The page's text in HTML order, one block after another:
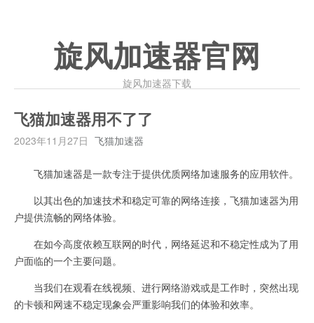
旋风加速器官网
旋风加速器下载
飞猫加速器用不了了
2023年11月27日 飞猫加速器
飞猫加速器是一款专注于提供优质网络加速服务的应用软件。
以其出色的加速技术和稳定可靠的网络连接，飞猫加速器为用
户提供流畅的网络体验。
在如今高度依赖互联网的时代，网络延迟和不稳定性成为了用
户面临的一个主要问题。
当我们在观看在线视频、进行网络游戏或是工作时，突然出现
的卡顿和网速不稳定现象会严重影响我们的体验和效率。